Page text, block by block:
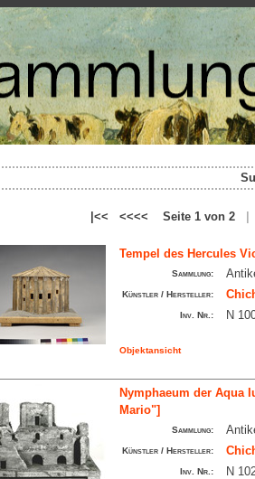
|<< <<<< Seite 1 von 2
Tempel des Hercules
Sammlung:
Künstler / Hersteller:
Inv. Nr.: N
Objektansicht
Nymphaeum der Aqua
Mario"]
Sammlung:
Künstler / Hersteller:
Inv. Nr.: N